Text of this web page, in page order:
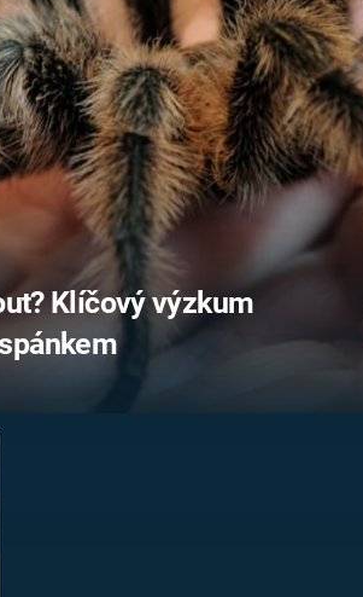
UFO A
MIMOZEMŠŤANÉ
UTAJENÉ PŘÍBĚHY
ČESKÝCH DĚJIN
ALTERNATIVNÍ
HISTORIE
Klíčový výzkum